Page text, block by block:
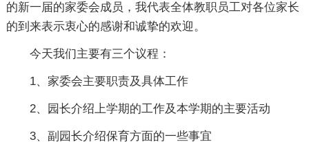
的新一届的家委会成员，我代表全体教职员工对各位家长
的到来表示衷心的感谢和诚挚的欢迎。
今天我们主要有三个议程：
1、家委会主要职责及具体工作
2、园长介绍上学期的工作及本学期的主要活动
3、副园长介绍保育方面的一些事宜